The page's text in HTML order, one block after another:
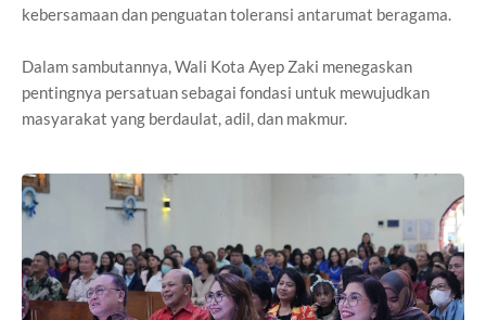
kebersamaan dan penguatan toleransi antarumat beragama.
Dalam sambutannya, Wali Kota Ayep Zaki menegaskan
pentingnya persatuan sebagai fondasi untuk mewujudkan
masyarakat yang berdaulat, adil, dan makmur.